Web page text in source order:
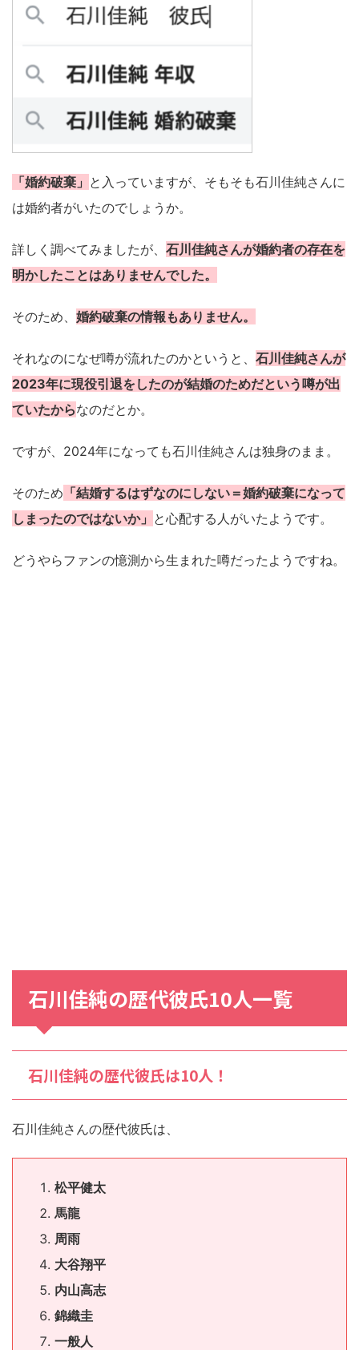
「婚約破棄」 と入っていますが、そもそも石川佳純さんに
は婚約者がいたのでしょうか。
詳しく調べてみましたが、 石川佳純さんが婚約者の存在を
明かしたことはありませんでした。
そのため、 婚約破棄の情報もありません。
それなのになぜ噂が流れたのかというと、 石川佳純さんが
2023年に現役引退をしたのが結婚のためだという噂が出
ていたからなのだとか。
ですが、2024年になっても石川佳純さんは独身のまま。
そのため 「結婚するはずなのにしない＝婚約破棄になって
しまったのではないか」 と心配する人がいたようです。
どうやらファンの憶測から生まれた噂だったようですね。
石川佳純の歴代彼氏10人一覧
石川佳純の歴代彼氏は10人！
石川佳純さんの歴代彼氏は、
松平健太
馬龍
周雨
大谷翔平
内山高志
錦織圭
一般人